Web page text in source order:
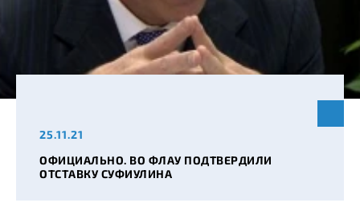
25.11.21
ОФИЦИАЛЬНО. ВО ФЛАУ ПОДТВЕРДИЛИ
ОТСТАВКУ СУФИУЛИНА